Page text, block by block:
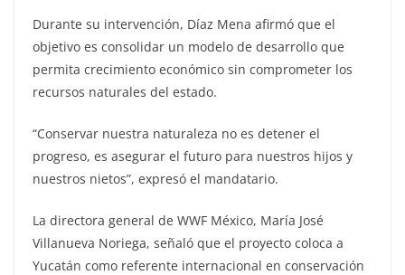
Durante su intervención, Díaz Mena afirmó que el
objetivo es consolidar un modelo de desarrollo que
permita crecimiento económico sin comprometer los
recursos naturales del estado.
“Conservar nuestra naturaleza no es detener el
progreso, es asegurar el futuro para nuestros hijos y
nuestros nietos”, expresó el mandatario.
La directora general de WWF México, María José
Villanueva Noriega, señaló que el proyecto coloca a
Yucatán como referente internacional en conservación